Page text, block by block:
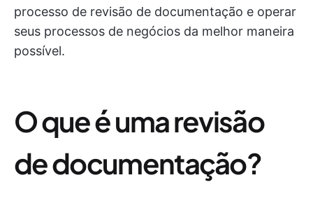
processo de revisão de documentação e operar
seus processos de negócios da melhor maneira
possível.
O que é uma revisão
de documentação?